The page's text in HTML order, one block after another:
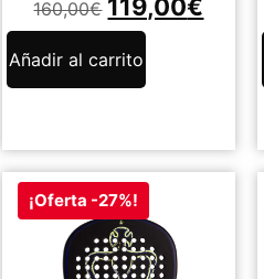
160,00€ 119,00€
Añadir al carrito
¡Oferta -27%!